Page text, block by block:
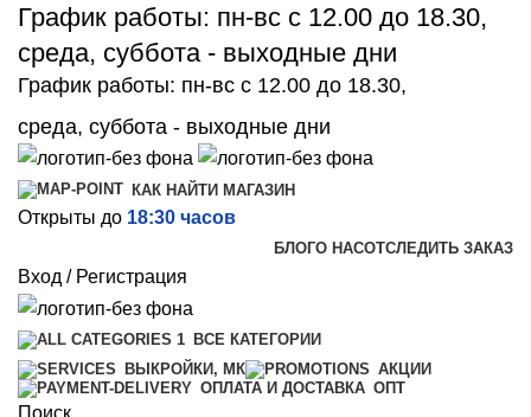
График работы: пн-вс с 12.00 до 18.30,
среда, суббота - выходные дни
График работы: пн-вс с 12.00 до 18.30,
среда, суббота - выходные дни
КАК НАЙТИ МАГАЗИН
Открыты до 18:30 часов
БЛОГО НАСОТСЛЕДИТЬ ЗАКАЗ
Вход / Регистрация
ВСЕ КАТЕГОРИИ
ВЫКРОЙКИ, МК
АКЦИИ
ОПЛАТА И ДОСТАВКА ОПТ
Поиск